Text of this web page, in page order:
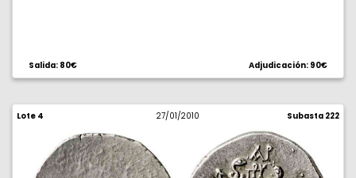
Salida: 80€ Adjudicación: 90€
Lote 4 27/01/2010 Subasta 222